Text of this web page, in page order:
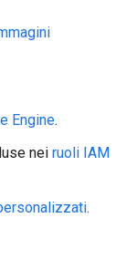
Engine.
nei ruoli IAM
.